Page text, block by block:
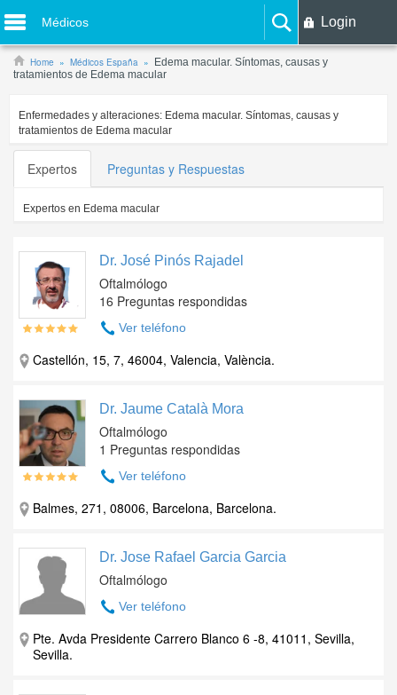
Médicos Login
Home Médicos España
Edema macular. Síntomas, causas y
tratamientos de Edema macular
Enfermedades y alteraciones: Edema macular. Síntomas, causas y
tratamientos de Edema macular
Expertos Preguntas y Respuestas
Expertos en Edema macular
Dr. José Pinós Rajadel
Oftalmólogo
16 Preguntas respondidas
Ver teléfono
Castellón, 15, 7, 46004, Valencia, València.
Dr. Jaume Català Mora
Oftalmólogo
1 Preguntas respondidas
Ver teléfono
Balmes, 271, 08006, Barcelona, Barcelona.
Dr. Jose Rafael Garcia Garcia
Oftalmólogo
Ver teléfono
Pte. Avda Presidente Carrero Blanco 6 -8, 41011, Sevilla,
Sevilla.